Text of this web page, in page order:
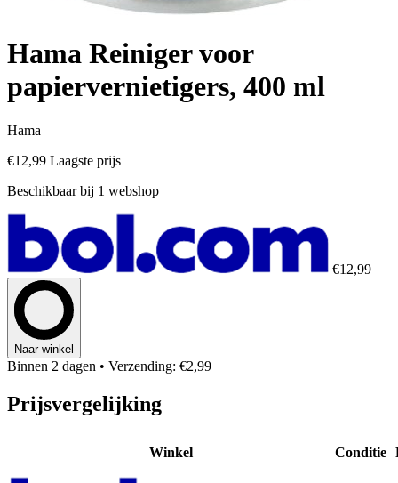
Hama Reiniger voor
papiervernietigers, 400 ml
Hama
€12,99 Laagste prijs
Beschikbaar bij 1 webshop
€12,99
Naar winkel
Binnen 2 dagen • Verzending: €2,99
Prijsvergelijking
Winkel Conditie